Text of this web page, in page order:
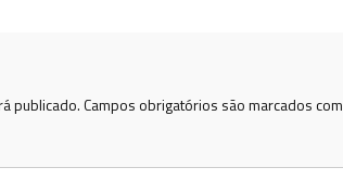
publicado.Campos obrigatórios são marcados com